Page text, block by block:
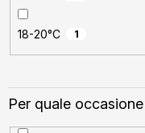
18-20°C 1
Per quale occasione